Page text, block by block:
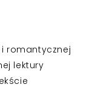
romantycznej
lektury